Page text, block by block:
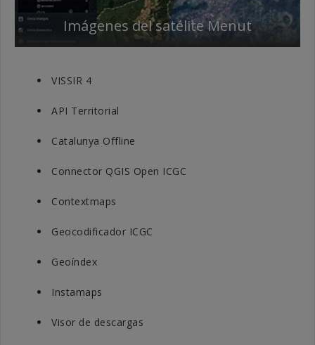
Imágenes del satélite Menut
VISSIR 4
API Territorial
Catalunya Offline
Connector QGIS Open ICGC
Contextmaps
Geocodificador ICGC
Geoíndex
Instamaps
Visor de descargas